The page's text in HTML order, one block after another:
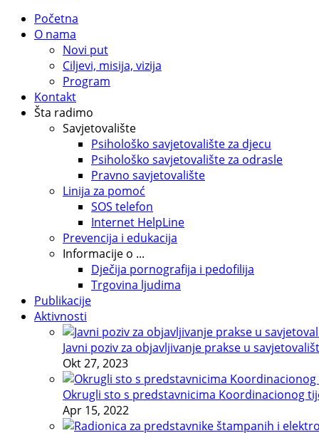
Početna
O nama
Novi put
Ciljevi, misija, vizija
Program
Kontakt
Šta radimo
Savjetovalište
Psihološko savjetovalište za djecu
Psihološko savjetovalište za odrasle
Pravno savjetovalište
Linija za pomoć
SOS telefon
Internet HelpLine
Prevencija i edukacija
Informacije o ...
Dječija pornografija i pedofilija
Trgovina ljudima
Publikacije
Aktivnosti
Javni poziv za objavljivanje prakse u
Okt 27, 2023
Okrugli sto s predstavnicima Koordinacionog
Apr 15, 2022